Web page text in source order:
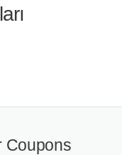
Coupons